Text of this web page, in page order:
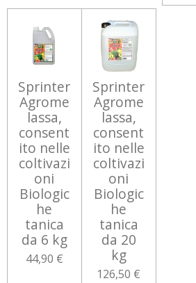
Sprinter
Agrome
lassa,
consent
ito nelle
coltivazi
oni
Biologic
he
tanica
da 6 kg
44,90 €
Sprinter
Agrome
lassa,
consent
ito nelle
coltivazi
oni
Biologic
he
tanica
da 20
kg
126,50 €